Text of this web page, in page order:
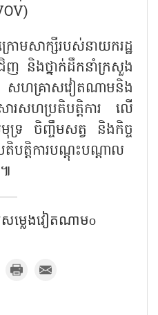
ោមសាក្សីរបស់នាយករដ្ឋ
និងថ្នាក់ដឹកនាំក្រសួង
សហគ្រាសវៀតណាមនិង
ារសហប្រតិបត្តិការ លើ
រ ចិញ្ចឹមសត្វ និងកិច្ច
បត្តិការបណ្តុះបណ្តាល
សម្លេងវៀតណាមo